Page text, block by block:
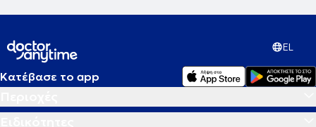
EL
Κατέβασε το app